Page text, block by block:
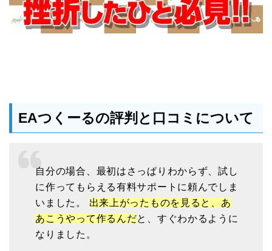
EAつくーるの評判と口コミについて
自分の場合、最初はさっぱりわからず、試し
に作ってもらえる有料サポートに頼んでしま
いました。 出来上がったものを見ると、あ
あこうやって作るんだと、すぐわかるように
なりました。